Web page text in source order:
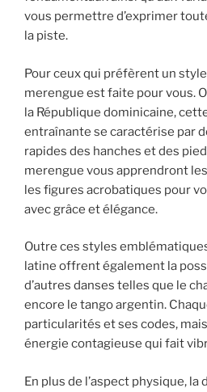
vous permettre d’exprimer
la piste.
Pour ceux qui préfèrent un
merengue est faite pour vous.
la République dominicaine,
entraînante se caractérise par
rapides des hanches et des
merengue vous apprendront
les figures acrobatiques pour
avec grâce et élégance.
Outre ces styles
latine offrent également la
d’autres danses telles que le
encore le tango argentin.
particularités et ses codes,
énergie contagieuse qui fait
En plus de l’aspect physique,